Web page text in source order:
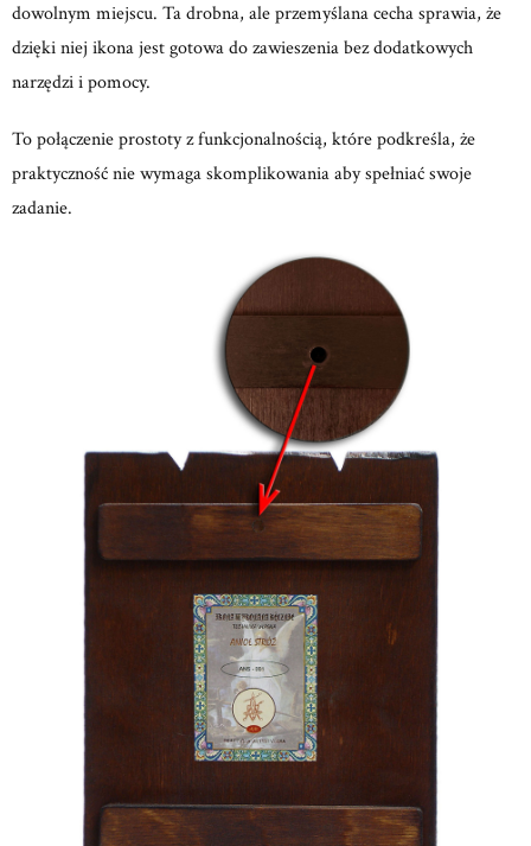
dowolnym miejscu. Ta drobna, ale przemyślana cecha sprawia, że
dzięki niej ikona jest gotowa do zawieszenia bez dodatkowych
narzędzi i pomocy.
To połączenie prostoty z funkcjonalnością, które podkreśla, że
praktyczność nie wymaga skomplikowania aby spełniać swoje
zadanie.